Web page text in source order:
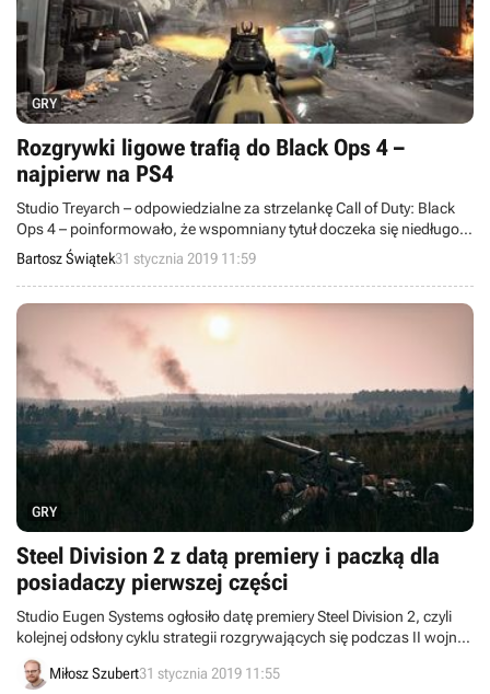
GRY
Rozgrywki ligowe trafią do Black Ops 4 –
najpierw na PS4
Studio Treyarch – odpowiedzialne za strzelankę Call of Duty: Black
Ops 4 – poinformowało, że wspomniany tytuł doczeka się niedługo
trybu rankingowego. Nowość początkowo będzie dostępna
wyłącznie na PlayStation 4.
Bartosz Świątek31 stycznia 2019 11:59
GRY
Steel Division 2 z datą premiery i paczką dla
posiadaczy pierwszej części
Studio Eugen Systems ogłosiło datę premiery Steel Division 2, czyli
kolejnej odsłony cyklu strategii rozgrywających się podczas II wojny
światowej. Tytuł ukaże się 4 kwietnia. Ponadto twórcy podali, że
posiadacze poprzedniej części otrzymają paczkę Back to War,
Miłosz Szubert31 stycznia 2019 11:55